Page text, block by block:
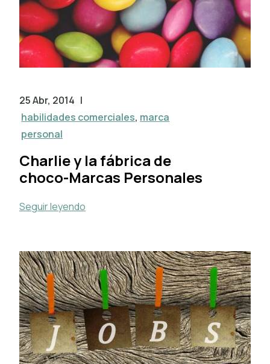
25 Abr, 2014 |
habilidades comerciales, marca
personal
Charlie y la fábrica de
choco-Marcas Personales
Seguir leyendo